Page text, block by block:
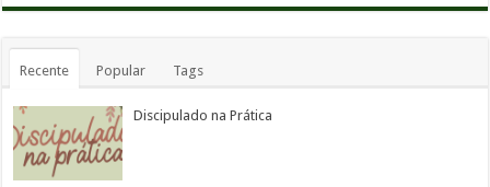
Recente Popular Tags
Discipulado na Prática